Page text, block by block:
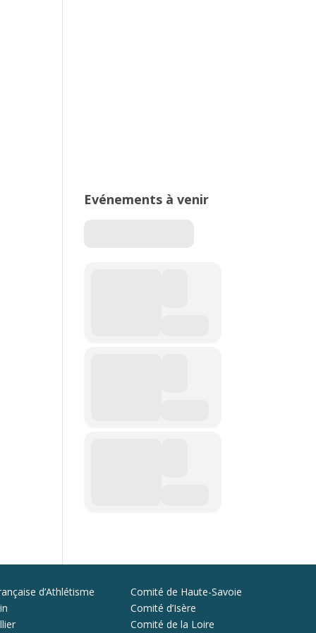
Evénements à venir
d’Athlétisme
Comité de Haute-Savoie
Comité d’Isère
Comité de la Loire